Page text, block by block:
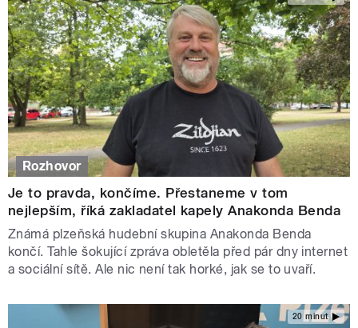
Rozhovor
Je to pravda, končíme. Přestaneme v tom
nejlepším, říká zakladatel kapely Anakonda Benda
Známá plzeňská hudební skupina Anakonda Benda
končí. Tahle šokující zpráva obletěla před pár dny internet
a sociální sítě. Ale nic není tak horké, jak se to uvaří.
20 minut